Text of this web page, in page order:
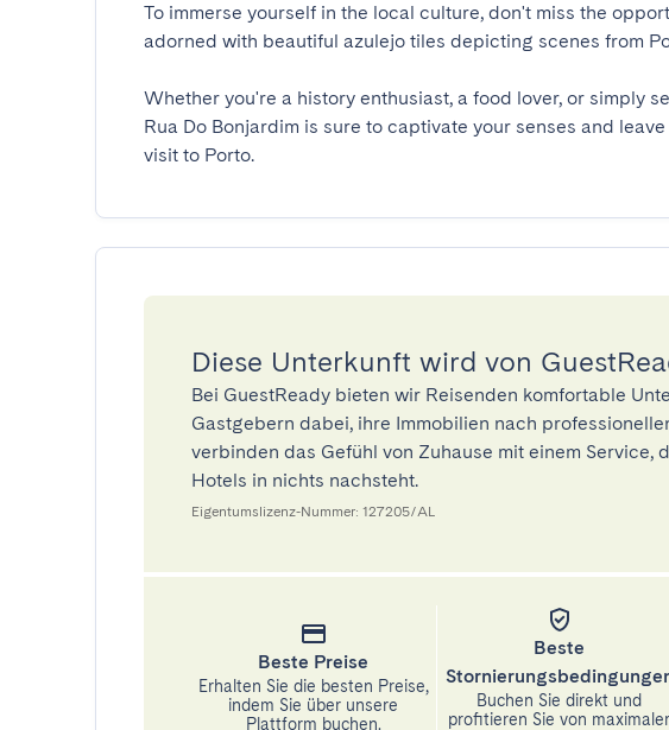
To immerse yourself in the local culture, don't miss the
adorned with beautiful azulejo tiles depicting scenes from
Whether you're a history enthusiast, a food lover, or simply
Rua Do Bonjardim is sure to captivate your senses and
visit to Porto.
Diese Unterkunft wird von
Bei GuestReady bieten wir Reisenden komfortable
Gastgebern dabei, ihre Immobilien nach
verbinden das Gefühl von Zuhause mit einem Service,
Hotels in nichts nachsteht.
Eigentumslizenz-Nummer: 127205/AL
Beste Preise
Erhalten Sie die besten Preise,
indem Sie über unsere
Plattform buchen.
Beste
Buchen Sie direkt und
profitieren Sie von maximaler